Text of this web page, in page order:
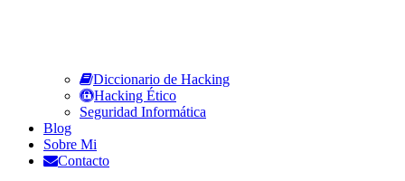
Diccionario de Hacking
Hacking Ético
Seguridad Informática
Blog
Sobre Mi
Contacto